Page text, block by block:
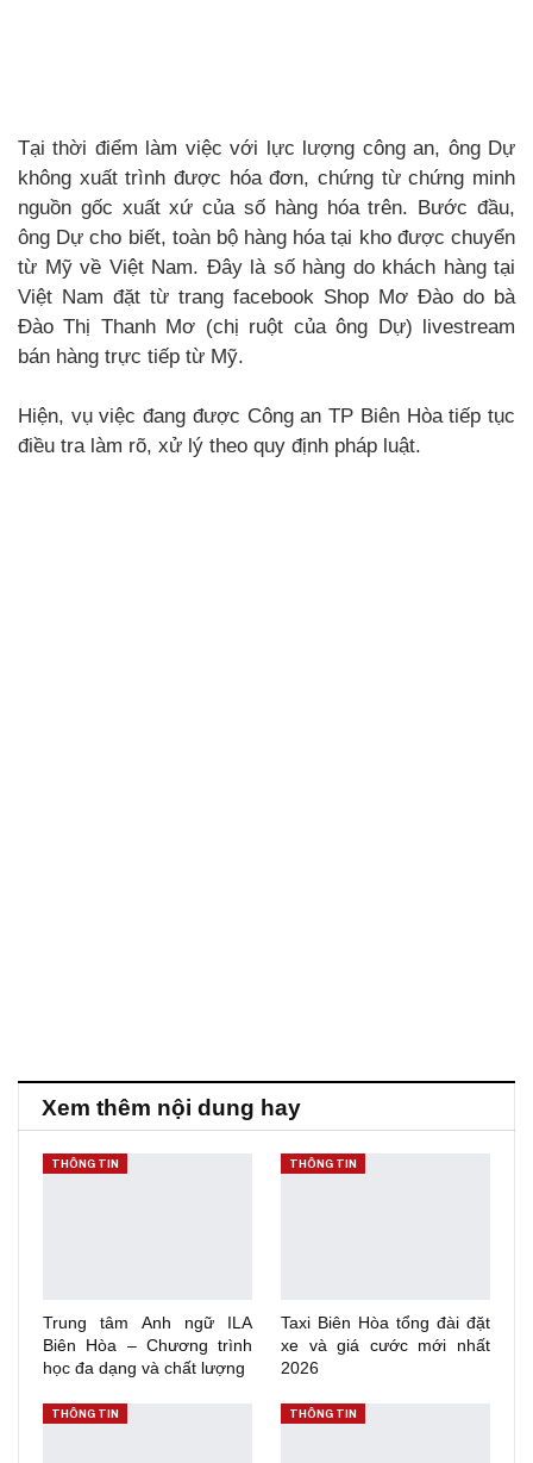
Tại thời điểm làm việc với lực lượng công an, ông Dự
không xuất trình được hóa đơn, chứng từ chứng minh
nguồn gốc xuất xứ của số hàng hóa trên. Bước đầu,
ông Dự cho biết, toàn bộ hàng hóa tại kho được chuyển
từ Mỹ về Việt Nam. Đây là số hàng do khách hàng tại
Việt Nam đặt từ trang facebook Shop Mơ Đào do bà
Đào Thị Thanh Mơ (chị ruột của ông Dự) livestream
bán hàng trực tiếp từ Mỹ.
Hiện, vụ việc đang được Công an TP Biên Hòa tiếp tục
điều tra làm rõ, xử lý theo quy định pháp luật.
Xem thêm nội dung hay
THÔNG TIN
Trung tâm Anh ngữ ILA
Biên Hòa – Chương trình
học đa dạng và chất lượng
THÔNG TIN
Taxi Biên Hòa tổng đài đặt
xe và giá cước mới nhất
2026
THÔNG TIN THÔNG TIN